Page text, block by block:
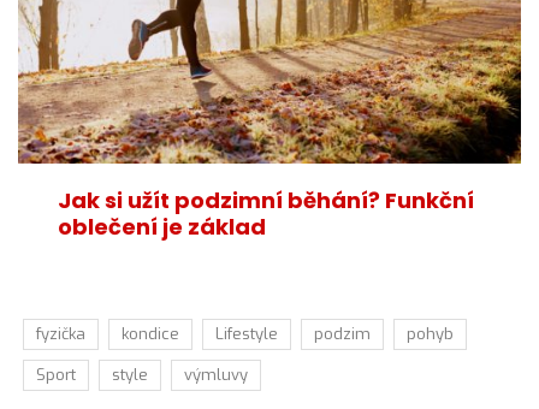
Jak si užít podzimní běhání? Funkční
oblečení je základ
fyzička kondice Lifestyle podzim
pohyb
Sport
style výmluvy